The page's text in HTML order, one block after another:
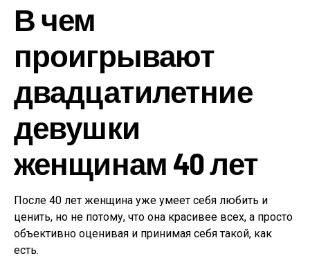
В чем
проигрывают
двадцатилетние
девушки
женщинам 40 лет
После 40 лет женщина уже умеет себя любить и
ценить, но не потому, что она красивее всех, а просто
объективно оценивая и принимая себя такой, как
есть.